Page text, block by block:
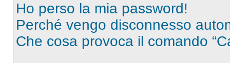
Ho perso la mia password!
Perché vengo disconnesso
Che cosa provoca il comando